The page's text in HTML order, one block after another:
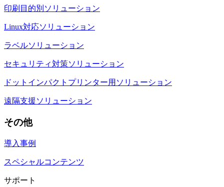
印刷目的別ソリューション
Linux対応ソリューション
ラベルソリューション
セキュリティ対策ソリューション
ドットインパクトプリンター用ソリューション
遠隔支援ソリューション
その他
導入事例
スペシャルコンテンツ
サポート